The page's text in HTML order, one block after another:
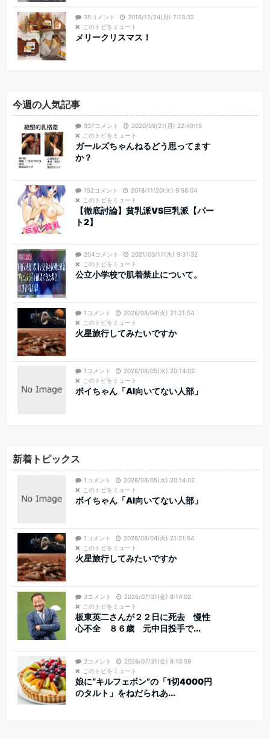
35コメント
2018/12/24(月) 7:13:32
このトピをミュート
メリークリスマス！
今週の人気記事
937コメント
2020/09/21(月) 22:49:19
このトピをミュート
ガールズちゃんねるどう思ってます
か？
152コメント
2018/11/20(火) 9:58:04
このトピをミュート
【徹底討論】貧乳派VS巨乳派【パー
ト2】
204コメント
2021/03/17(水) 9:31:32
このトピをミュート
公立小学校で肌着禁止について。
1コメント
2026/08/04(火) 21:21:54
このトピをミュート
火星旅行してみたいですか
1コメント
2026/08/05(水) 20:14:02
このトピをミュート
ボイちゃん「AI向いてない人部」
新着トピックス
1コメント
2026/08/05(水) 20:14:02
このトピをミュート
ボイちゃん「AI向いてない人部」
1コメント
2026/08/04(火) 21:21:54
このトピをミュート
火星旅行してみたいですか
3コメント
2026/07/31(金) 8:14:02
このトピをミュート
板東英二さんが２２日に死去 慢性
心不全 ８６歳 元中日投手で...
2コメント
2026/07/31(金) 8:13:59
このトピをミュート
娘に“キルフェボン”の「1切4000円
のタルト」をねだられあ...